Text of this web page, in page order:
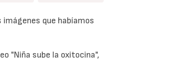
que habíamos
"Niña sube la oxitocina",